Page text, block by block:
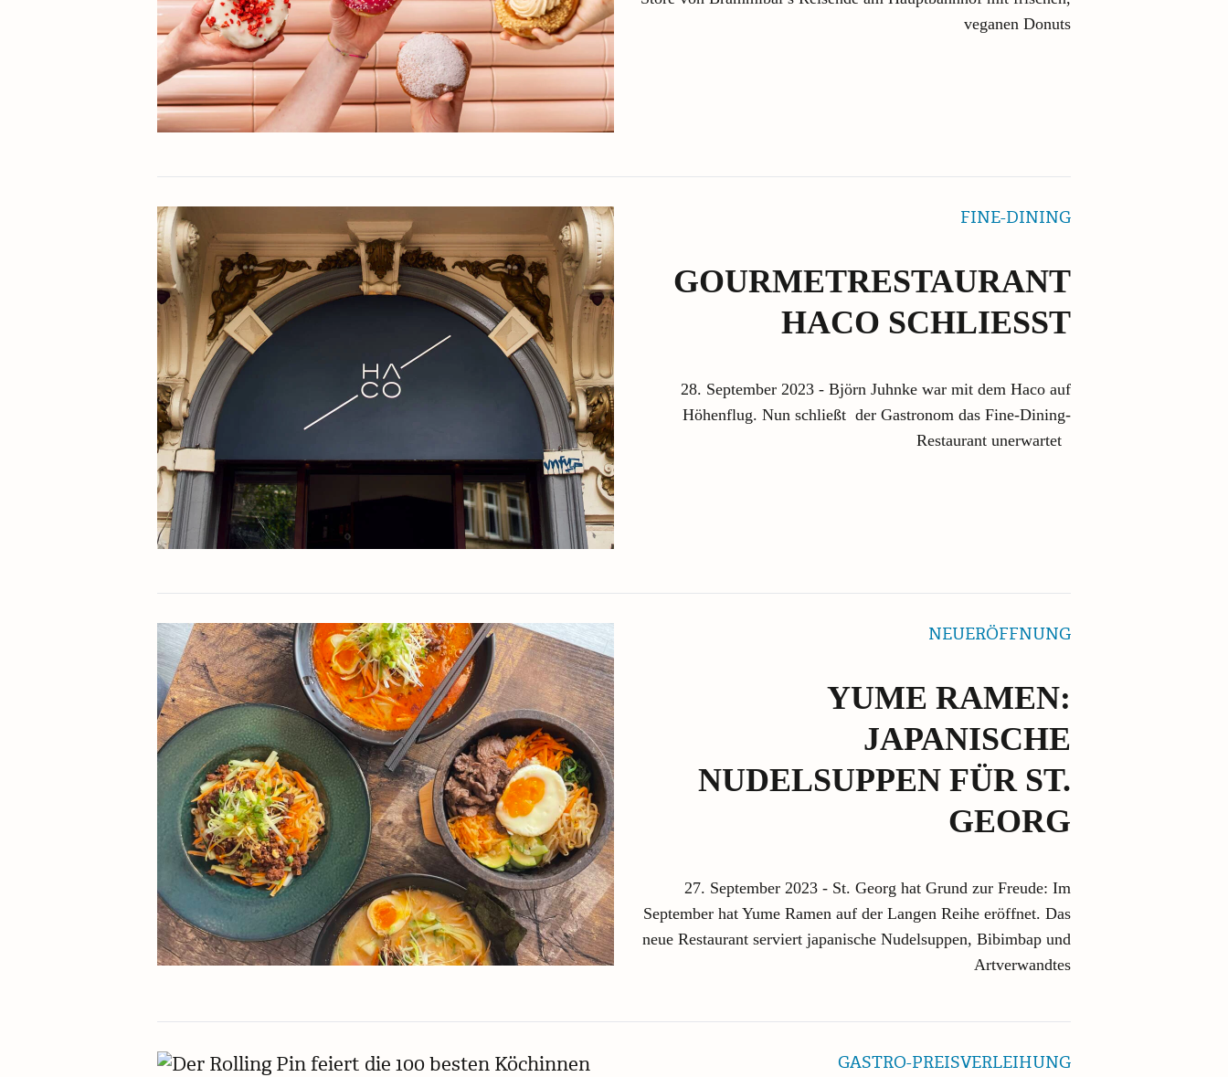
veganen Donuts
FINE-DINING
GOURMETRESTAURANT
HACO SCHLIESST
28. September 2023 - Björn Juhnke war mit dem Haco auf
Höhenflug. Nun schließt der Gastronom das Fine-Dining-
Restaurant unerwartet
NEUERÖFFNUNG
YUME RAMEN:
JAPANISCHE
NUDELSUPPEN FÜR ST.
GEORG
27. September 2023 - St. Georg hat Grund zur Freude: Im
September hat Yume Ramen auf der Langen Reihe eröffnet. Das
neue Restaurant serviert japanische Nudelsuppen, Bibimbap und
Artverwandtes
GASTRO-PREISVERLEIHUNG